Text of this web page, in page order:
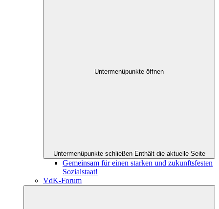
Untermenüpunkte öffnen
Untermenüpunkte schließen Enthält die aktuelle Seite
Gemeinsam für einen starken und zukunftsfesten
Sozialstaat!
VdK-Forum